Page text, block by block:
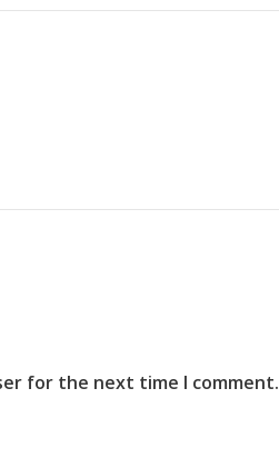
for the next time I comment.